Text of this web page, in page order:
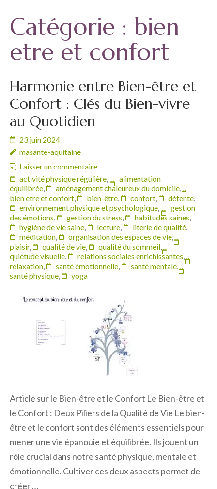
Catégorie : bien
etre et confort
Harmonie entre Bien-être et
Confort : Clés du Bien-vivre
au Quotidien
23 juin 2024
masante-aquitaine
Laisser un commentaire
activité physique régulière,
alimentation
équilibrée, aménagement chaleureux du domicile,
bien etre et confort, bien-être, confort, détente,
environnement physique et psychologique,
gestion
des émotions, gestion du stress, habitudes saines,
hygiène de vie saine, lecture, literie de qualité,
méditation, organisation des espaces de vie,
plaisir, qualité de vie, qualité du sommeil,
quiétude visuelle, relations sociales enrichissantes,
relaxation, santé émotionnelle, santé mentale,
santé physique, yoga
Article sur le Bien-être et le Confort Le Bien-être et
le Confort : Deux Piliers de la Qualité de Vie Le bien-
être et le confort sont des éléments essentiels pour
mener une vie épanouie et équilibrée. Ils jouent un
rôle crucial dans notre santé physique, mentale et
émotionnelle. Cultiver ces deux aspects permet de
créer …